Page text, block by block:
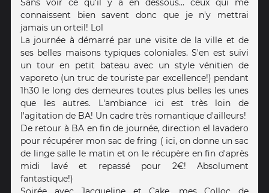
Sans voir ce qu'il y a en dessous... ceux qui me
connaissent bien savent donc que je n'y mettrai
jamais un orteil! Lol
La journée à démarré par une visite de la ville et de
ses belles maisons typiques coloniales. S'en est suivi
un tour en petit bateau avec un style vénitien de
vaporeto (un truc de touriste par excellence!) pendant
1h30 le long des demeures toutes plus belles les unes
que les autres. L'ambiance ici est très loin de
l'agitation de BA! Un cadre très romantique d'ailleurs!
De retour à BA en fin de journée, direction el lavadero
pour récupérer mon sac de fring ( ici, on donne un sac
de linge salle le matin et on le récupère en fin d'après
midi lavé et repassé pour 2€! Absolument
fantastique!)